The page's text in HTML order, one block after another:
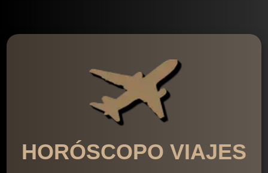
HORÓSCOPO VIAJES